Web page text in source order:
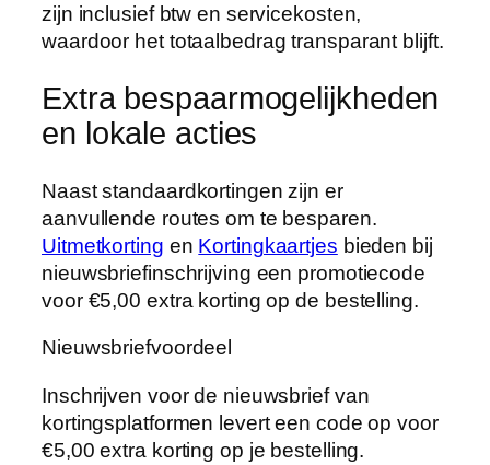
zijn inclusief btw en servicekosten,
waardoor het totaalbedrag transparant blijft.
Extra bespaarmogelijkheden
en lokale acties
Naast standaardkortingen zijn er
aanvullende routes om te besparen.
Uitmetkorting en Kortingkaartjes bieden bij
nieuwsbriefinschrijving een promotiecode
voor €5,00 extra korting op de bestelling.
Nieuwsbriefvoordeel
Inschrijven voor de nieuwsbrief van
kortingsplatformen levert een code op voor
€5,00 extra korting op je bestelling.